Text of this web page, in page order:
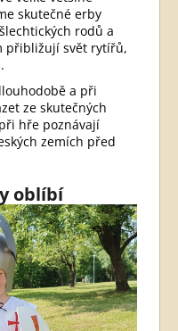
skutečné erby
rodů a
přibližují svět rytířů,
a při
ze skutečných
hře poznávají
zemích před
oblíbí